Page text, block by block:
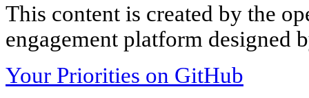
This content is created by the
engagement platform designed
Your Priorities on GitHub